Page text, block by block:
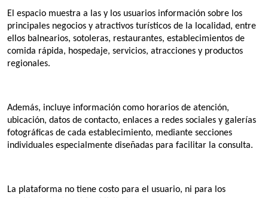
El espacio muestra a las y los usuarios información sobre los
principales negocios y atractivos turísticos de la localidad, entre
ellos balnearios, sotoleras, restaurantes, establecimientos de
comida rápida, hospedaje, servicios, atracciones y productos
regionales.
Además, incluye información como horarios de atención,
ubicación, datos de contacto, enlaces a redes sociales y galerías
fotográficas de cada establecimiento, mediante secciones
individuales especialmente diseñadas para facilitar la consulta.
La plataforma no tiene costo para el usuario, ni para los